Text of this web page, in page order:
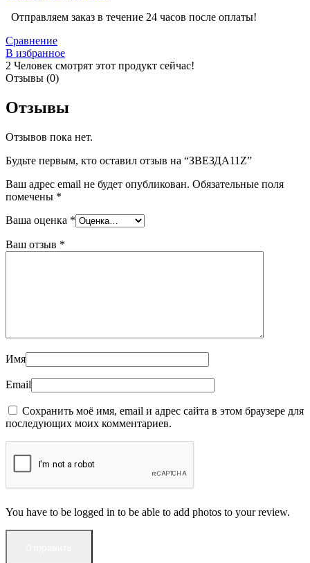
Отправляем заказ в течение 24 часов после оплаты!
Сравнение
В избранное
2 Человек смотрят этот продукт сейчас!
Отзывы (0)
Отзывы
Отзывов пока нет.
Будьте первым, кто оставил отзыв на “ЗВЕЗДА11Z”
Ваш адрес email не будет опубликован. Обязательные поля
помечены *
Ваша оценка *
Ваш отзыв *
Имя
Email
Сохранить моё имя, email и адрес сайта в этом браузере для
последующих моих комментариев.
You have to be logged in to be able to add photos to your review.